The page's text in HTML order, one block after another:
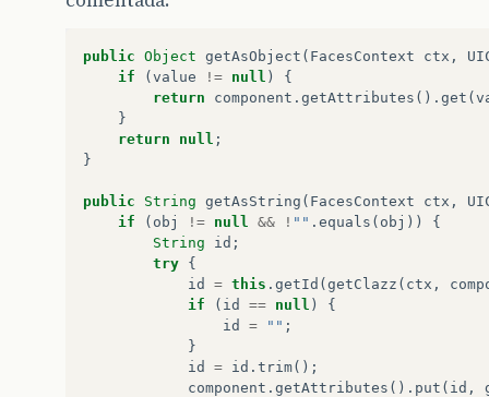
public Object getAsObject ( FacesContext ctx ,
if
( value != null )
{
return
component . getAttributes (). get (
}
return
null ;
}
public String getAsString ( FacesContext ctx ,
if
( obj != null && ! "" . equals ( obj ))
{
String
id ;
try {
id
= this . getId ( getClazz ( ctx ,
if
( id == null )
{
id
= "" ;
}
id
= id . trim();
component . getAttributes (). put ( id ,